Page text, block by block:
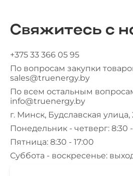
Свяжитесь с
+375 33 366 05 95
По вопросам закупки
sales@truenergy.by
По всем остальным
info@truenergy.by
г. Минск, Будславская улица,
Понедельник - четверг: 8:30 -
Пятница: 8:30 - 17:00
Суббота - воскресенье: